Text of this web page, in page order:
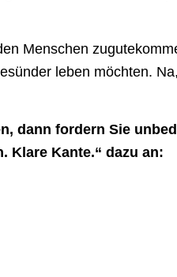
Menschen
leben möchten.
dann fordern Sie
Klare Kante.“ dazu an: